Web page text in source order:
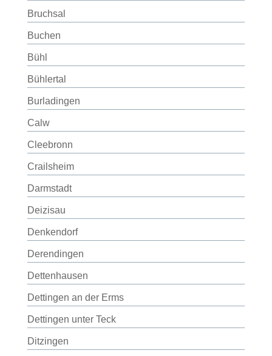
Bruchsal
Buchen
Bühl
Bühlertal
Burladingen
Calw
Cleebronn
Crailsheim
Darmstadt
Deizisau
Denkendorf
Derendingen
Dettenhausen
Dettingen an der Erms
Dettingen unter Teck
Ditzingen